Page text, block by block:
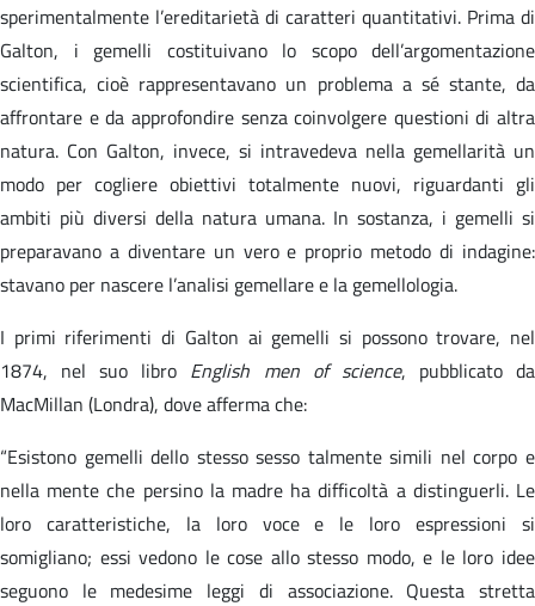
sperimentalmente l’ereditarietà di caratteri quantitativi. Prima di
Galton, i gemelli costituivano lo scopo dell’argomentazione
scientifica, cioè rappresentavano un problema a sé stante, da
affrontare e da approfondire senza coinvolgere questioni di altra
natura. Con Galton, invece, si intravedeva nella gemellarità un
modo per cogliere obiettivi totalmente nuovi, riguardanti gli
ambiti più diversi della natura umana. In sostanza, i gemelli si
preparavano a diventare un vero e proprio metodo di indagine:
stavano per nascere l’analisi gemellare e la gemellologia.
I primi riferimenti di Galton ai gemelli si possono trovare, nel
1874, nel suo libro English men of science, pubblicato da
MacMillan (Londra), dove afferma che:
“Esistono gemelli dello stesso sesso talmente simili nel corpo e
nella mente che persino la madre ha difficoltà a distinguerli. Le
loro caratteristiche, la loro voce e le loro espressioni si
somigliano; essi vedono le cose allo stesso modo, e le loro idee
seguono le medesime leggi di associazione. Questa stretta